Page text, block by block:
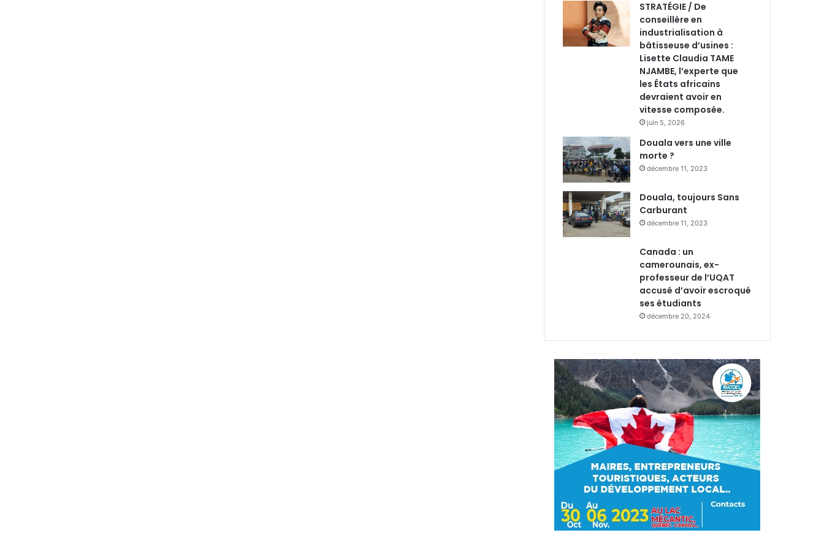
STRATÉGIE / De
conseillère en
industrialisation à
bâtisseuse d’usines :
Lisette Claudia TAME
NJAMBE, l’experte que
les États africains
devraient avoir en
vitesse composée.
juin 5, 2026
Douala vers une ville
morte ?
décembre 11, 2023
Douala, toujours Sans
Carburant
décembre 11, 2023
Canada : un
camerounais, ex-
professeur de l’UQAT
accusé d’avoir escroqué
ses étudiants
décembre 20, 2024